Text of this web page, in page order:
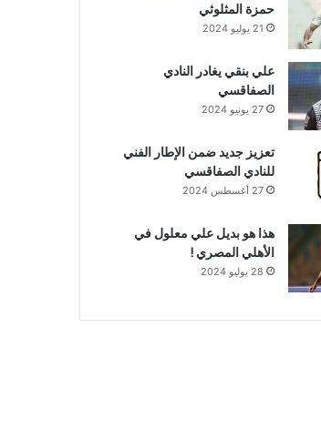
حمزة المثلوثي
21 يوليو 2024
علي بنقي يغادر النادي
الصفاقسي
27 يونيو 2024
تعزيز جديد ضمن الإطار الفني
للنادي الصفاقسي
27 أغسطس 2024
هذا هو بديل علي معلول في
الأهلي المصري !
28 يوليو 2024